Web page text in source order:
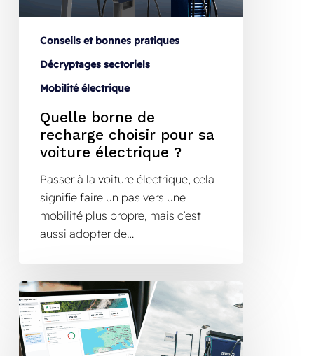
Conseils et bonnes pratiques
Décryptages sectoriels
Mobilité électrique
Quelle borne de
recharge choisir pour sa
voiture électrique ?
Passer à la voiture électrique, cela
signifie faire un pas vers une
mobilité plus propre, mais c’est
aussi adopter de…